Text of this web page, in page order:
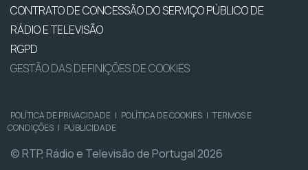
CONTRATO DE CONCESSÃO DO SERVIÇO PÚBLICO DE
RÁDIO E TELEVISÃO
RGPD
GESTÃO DAS DEFINIÇÕES DE COOKIES
POLÍTICA DE PRIVACIDADE | POLÍTICA DE COOKIES | TERMOS E
CONDIÇÕES | PUBLICIDADE
© RTP, Rádio e Televisão de Portugal 2026